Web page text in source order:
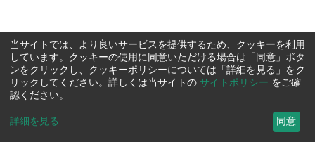
当サイトでは、より良いサービスを提供するため、クッキーを利用
しています。クッキーの使用に同意いただける場合は「同意」ボタ
ンをクリックし、クッキーポリシーについては「詳細を見る」をク
リックしてください。詳しくは当サイトの サイトポリシー をご確
認ください。
詳細を見る ... 同意